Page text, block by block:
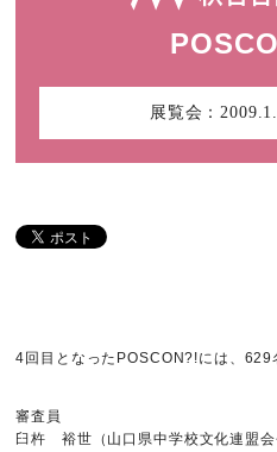
展覧会：
4回目となったPOSCON?!には、629
審査員
臼杵 裕世（山口県中学校文化連盟会